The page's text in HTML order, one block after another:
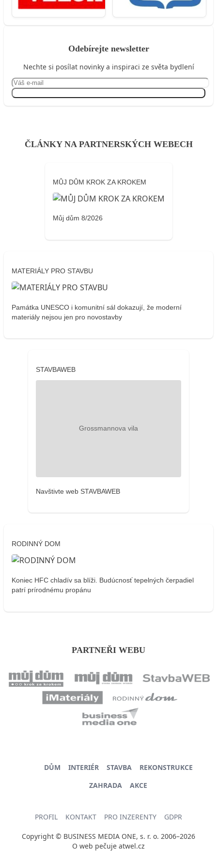
Odebírejte newsletter
Nechte si posílat novinky a inspiraci ze světa bydlení
ČLÁNKY NA PARTNERSKÝCH WEBECH
MŮJ DŮM KROK ZA KROKEM
Můj dům 8/2026
MATERIÁLY PRO STAVBU
Památka UNESCO i komunitní sál dokazují, že moderní
materiály nejsou jen pro novostavby
STAVBAWEB
Navštivte web STAVBAWEB
RODINNÝ DOM
Koniec HFC chladív sa blíži. Budúcnosť tepelných čerpadiel
patrí prírodnému propánu
PARTNEŘI WEBU
DŮM INTERIÉR STAVBA
REKONSTRUKCE
ZAHRADA
AKCE
PROFIL KONTAKT PRO INZERENTY GDPR
Copyright © BUSINESS MEDIA ONE, s. r. o. 2006–2026